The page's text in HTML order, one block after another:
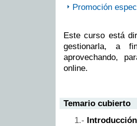
Promoción
Este curso está
gestionarla, a
aprovechando,
online.
Temario cubierto